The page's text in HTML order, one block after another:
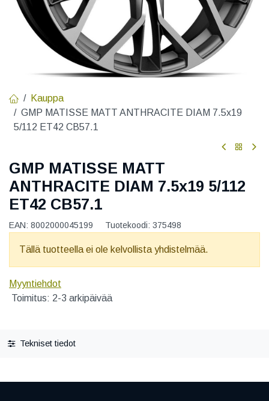
Kauppa
GMP MATISSE MATT ANTHRACITE DIAM 7.5x19
5/112 ET42 CB57.1
GMP MATISSE MATT
ANTHRACITE DIAM 7.5x19 5/112
ET42 CB57.1
EAN: 8002000045199 Tuotekoodi: 375498
Tällä tuotteella ei ole kelvollista yhdistelmää.
Myyntiehdot
Toimitus: 2-3 arkipäivää
Tekniset tiedot